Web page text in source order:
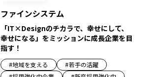
ファインシステム
「IT×Designのチカラで、幸せにして、
幸せになる」をミッションに成長企業を目
指す！
#地域を支える #若手の活躍